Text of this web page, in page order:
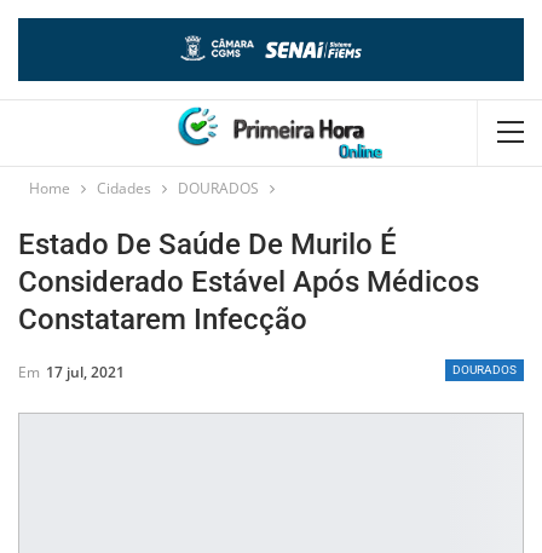
Home Cidades DOURADOS
Estado De Saúde De Murilo É
Considerado Estável Após Médicos
Constatarem Infecção
DOURADOS
Em 17 jul, 2021